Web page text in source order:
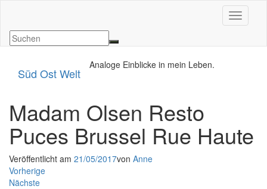
Süd Ost Welt
Analoge Einblicke in mein Leben.
Madam Olsen Resto
Puces Brussel Rue Haute
Veröffentlicht am 21/05/2017von Anne
Vorherige
Nächste